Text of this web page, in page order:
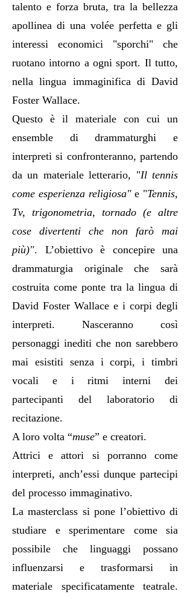
talento e forza bruta, tra la bellezza
apollinea di una volée perfetta e gli
interessi economici "sporchi" che
ruotano intorno a ogni sport. Il tutto,
nella lingua immaginifica di David
Foster Wallace.
Questo è il materiale con cui un
ensemble di drammaturghi e
interpreti si confronteranno, partendo
da un materiale letterario, "Il tennis
come esperienza religiosa"e "Tennis,
Tv, trigonometria, tornado (e altre
cose divertenti che non farò mai
più)". L’obiettivo è concepire una
drammaturgia originale che sarà
costruita come ponte tra la lingua di
David Foster Wallace e i corpi degli
interpreti. Nasceranno così
personaggi inediti che non sarebbero
mai esistiti senza i corpi, i timbri
vocali e i ritmi interni dei
partecipanti del laboratorio di
recitazione.
A loro volta “muse” e creatori.
Attrici e attori si porranno come
interpreti, anch’essi dunque partecipi
del processo immaginativo.
La masterclass si pone l’obiettivo di
studiare e sperimentare come sia
possibile che linguaggi possano
influenzarsi e trasformarsi in
materiale specificatamente teatrale.